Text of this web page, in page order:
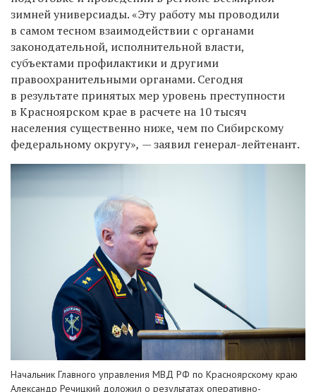
зимней универсиады.«Эту работу мы проводили
в самом тесном взаимодействии с органами
законодательной, исполнительной власти,
субъектами профилактики и другими
правоохранительными органами. Сегодня
в результате принятых мер уровень преступности
в Красноярском крае в расчете на 10 тысяч
населения существенно ниже, чем по Сибирскому
федеральному округу», — заявил генерал-лейтенант.
Начальник Главного управления МВД РФ по Красноярскому краю
Александр Речицкий доложил о результатах оперативно-